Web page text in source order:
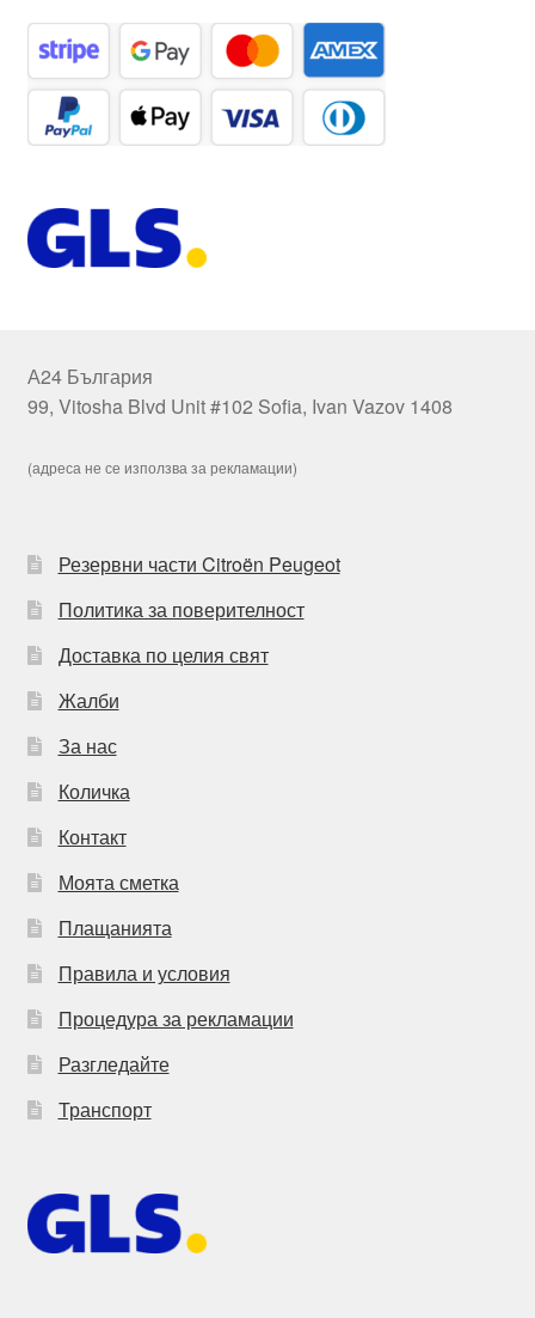
А24 България
99, Vitosha Blvd Unit #102 Sofia, Ivan Vazov 1408
(адреса не се използва за рекламации)
Резервни части Citroën Peugeot
Политика за поверителност
Доставка по целия свят
Жалби
За нас
Количка
Контакт
Моята сметка
Плащанията
Правила и условия
Процедура за рекламации
Разгледайте
Транспорт